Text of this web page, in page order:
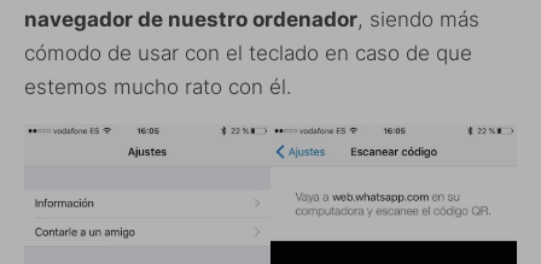
navegador de nuestro ordenador, siendo más
cómodo de usar con el teclado en caso de que
estemos mucho rato con él.